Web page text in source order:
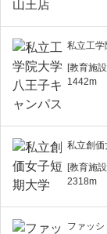
私立工学
[教育施
1442m
私立創価
[教育施
2318m
ファッ